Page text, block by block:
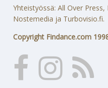
Yhteistyössä: All Over
Nostemedia ja Turbovisio.fi.
Copyright Findance.com